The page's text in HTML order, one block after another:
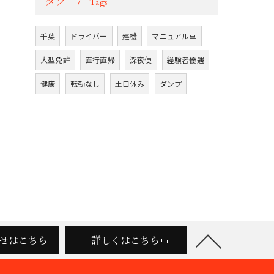
千葉 ドライバー 建機 マニュアル車
大型免許 直行直帰 深夜便 経験者優遇
健康 転勤なし 土日休み ダンプ
はこちら 詳しくはこちら